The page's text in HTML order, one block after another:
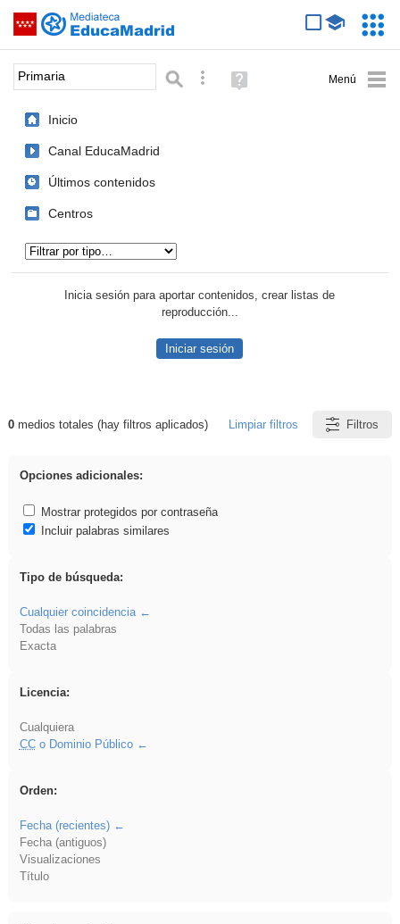
Saltar navegación
Palabra o frase: Búsqueda avanzada
Ayuda
(en
Inicio
Canal EducaMadrid
Últimos contenidos
Centros
Inicia sesión para aportar contenidos, crear listas de
reproducción...
Iniciar sesión
Resultados de: Primaria
0medios totales (hay filtros aplicados) Limpiar filtros Filtros
Opciones adicionales:
Mostrar protegidos por contraseña
Incluir palabras similares
Tipo de búsqueda:
Cualquier coincidencia
Todas las palabras
Exacta
Licencia:
Cualquiera
CCo Dominio Público
Orden:
Fecha (recientes)
Fecha (antiguos)
Visualizaciones
Título